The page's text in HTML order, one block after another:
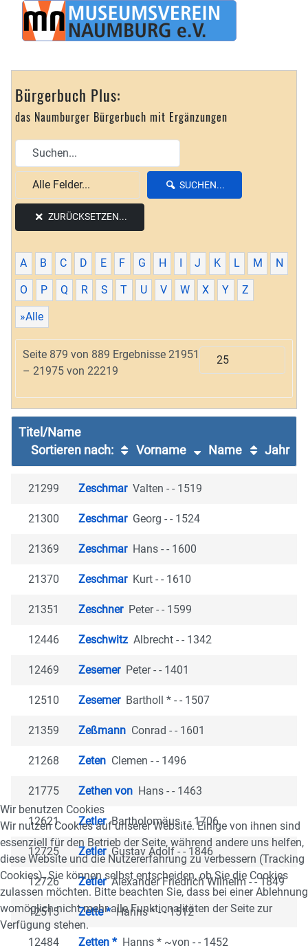
Bürgerbuch Plus:
das Naumburger Bürgerbuch mit Ergänzungen
SUCHEN...
ZURÜCKSETZEN...
A B C D E F G H J K L M N
O P Q R S T U V W X Y Z
»Alle
Seite 879 von 889 Ergebnisse 21951
– 21975 von 22219
Titel/Name
Sortieren nach:
Vorname Name Jahr
21299 Zeschmar Valten - - 1519
21300 Zeschmar Georg - - 1524
21369 Zeschmar Hans - - 1600
21370 Zeschmar Kurt - - 1610
21351 Zeschner Peter - - 1599
12446 Zeschwitz Albrecht - - 1342
12469 Zesemer Peter - - 1401
12510 Zesemer Bartholl * - - 1507
21359 Zeßmann Conrad - - 1601
21268 Zeten Clemen - - 1496
21775 Zethen von Hans - - 1463
12621 Zetler Bartholomäus - - 1706
12725 Zetler Gustav Adolf - - 1846
12726 Zetler Alexander Friedrich Wilhelm - - 1849
12515 Zette * Hanns * - - 1512
12484 Zetten * Hanns * ~von - - 1452
Wir benutzen Cookies
Wir nutzen Cookies auf unserer Website. Einige von ihnen sind
essenziell für den Betrieb der Seite, während andere uns helfen,
diese Website und die Nutzererfahrung zu verbessern (Tracking
Cookies). Sie können selbst entscheiden, ob Sie die Cookies
zulassen möchten. Bitte beachten Sie, dass bei einer Ablehnung
womöglich nicht mehr alle Funktionalitäten der Seite zur
Verfügung stehen.